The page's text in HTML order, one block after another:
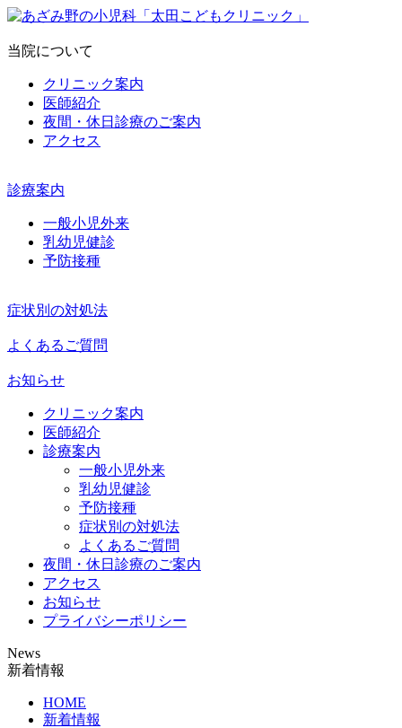
当院について
クリニック案内
医師紹介
夜間・休日診療のご案内
アクセス
診療案内
一般小児外来
乳幼児健診
予防接種
症状別の対処法
よくあるご質問
お知らせ
クリニック案内
医師紹介
診療案内
一般小児外来
乳幼児健診
予防接種
症状別の対処法
よくあるご質問
夜間・休日診療のご案内
アクセス
お知らせ
プライバシーポリシー
News
新着情報
HOME
新着情報